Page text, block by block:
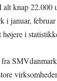
alt knap 22.000
i januar,
højere i